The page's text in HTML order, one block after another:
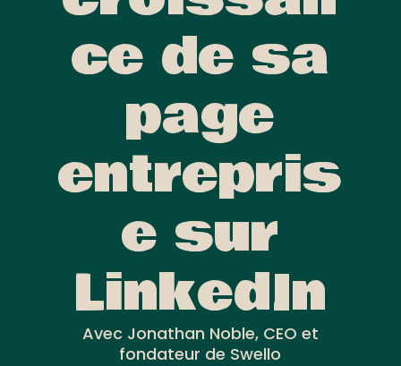
ce de sa
page
entrepris
e sur
LinkedIn
Avec Jonathan Noble, CEO et
fondateur de Swello